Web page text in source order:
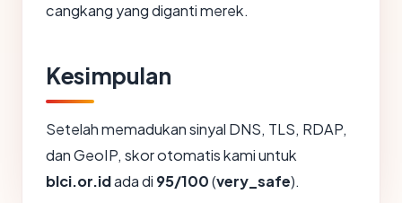
cangkang yang diganti merek.
Kesimpulan
Setelah memadukan sinyal DNS, TLS, RDAP,
dan GeoIP, skor otomatis kami untuk
blci.or.idada di 95/100(very_safe).